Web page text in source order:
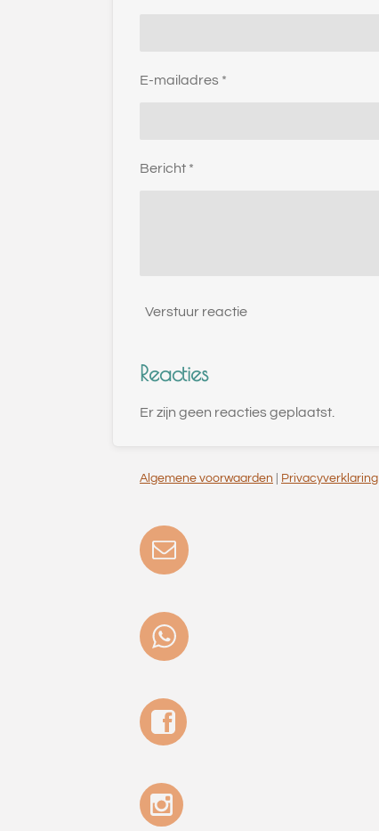
E-mailadres *
Bericht *
Verstuur reactie
Reacties
Er zijn geen reacties geplaatst.
Algemene voorwaarden Privacyverklaring